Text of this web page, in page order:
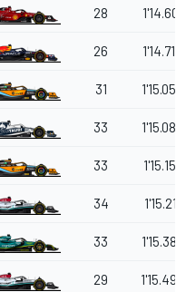
28 1'14.601
26 1'14.712
31 1'15.056
33 1'15.083
33 1'15.157
34 1'15.211
33 1'15.387
29 1'15.499